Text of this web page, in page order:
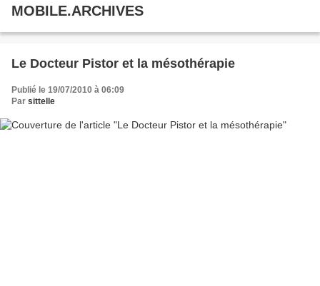
MOBILE.ARCHIVES
Le Docteur Pistor et la mésothérapie
Publié le 19/07/2010 à 06:09
Par sittelle